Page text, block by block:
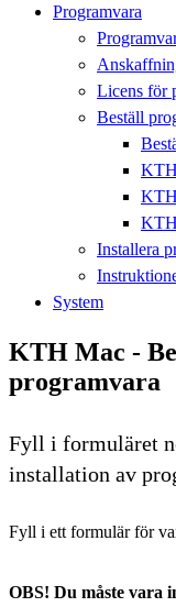
Programvara
Licens för
Beställ
Installera
System
KTH Mac -
programvara
Fyll i formuläret
installation av
Fyll i ett formulär för
OBS! Du måste vara